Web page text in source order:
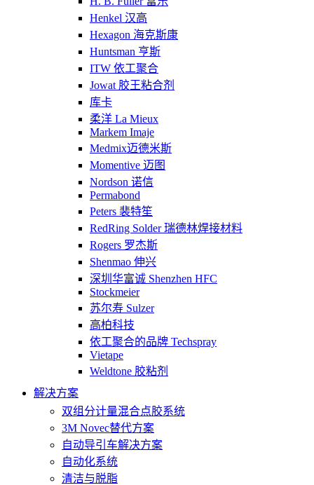
Henkel 汉高
Hexagon 海克斯康
Huntsman 亨斯
ITW 依工聚合
Jowat 胶王粘合剂
库卡
柔洋 La Mieux
Markem Imaje
Medmix迈德米斯
Momentive 迈图
Nordson 诺信
Permabond
Peters 裴特笙
RedRing Solder 瑞德林焊接材料
Rogers 罗杰斯
Shenmao 伸兴
深圳华富诚 Shenzhen HFC
Stockmeier
苏尔寿 Sulzer
高柏科技
依工聚合的品牌 Techspray
Vietape
Weldtone 胶粘剂
解决方案
双组分计量混合点胶系统
3M Novec替代方案
自动导引车解决方案
自动化系统
清洁与脱脂